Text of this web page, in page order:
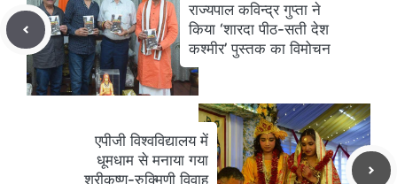
राज्यपाल कविन्द्र गुप्ता ने
किया ‘शारदा पीठ-सती देश
कश्मीर’ पुस्तक का विमोचन
एपीजी विश्वविद्यालय में
धूमधाम से मनाया गया
श्रीकृष्ण-रुक्मिणी विवाह